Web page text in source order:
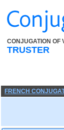
CONJUGATION OF
TRUSTER
FRENCH